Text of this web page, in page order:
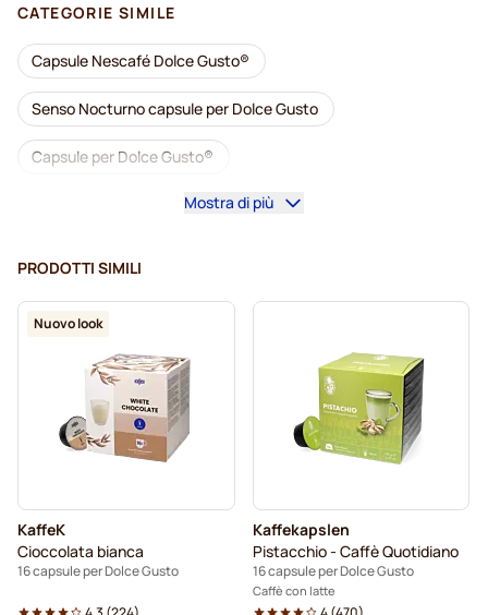
CATEGORIE SIMILE
Capsule Nescafé Dolce Gusto®
Senso Nocturno capsule per Dolce Gusto
Capsule per Dolce Gusto®
Macchine da caffè per Dolce Gusto®
Caffè decaffeinato per Dolce Gusto
Pulizia e manutenzione per Dolce Gusto
Segafredo capsule caffè per Dolce Gusto
Café René capsule caffè per Dolce Gusto
Dolce Vita capsule per Dolce Gusto
Gimoka capsule per Dolce Gusto Per Dolce Gusto®
Mostra di più
PRODOTTI SIMILI
Nuovo look
KaffeK
Cioccolata bianca
16 capsule per Dolce Gusto
Kaffekapslen
Pistacchio - Caffè Quotidiano
16 capsule per Dolce Gusto
Caffè con latte